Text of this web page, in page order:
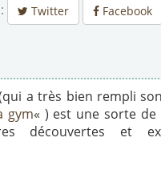
Twitter
Facebook
a très bien rempli
gym« ) est une sorte de
découvertes et